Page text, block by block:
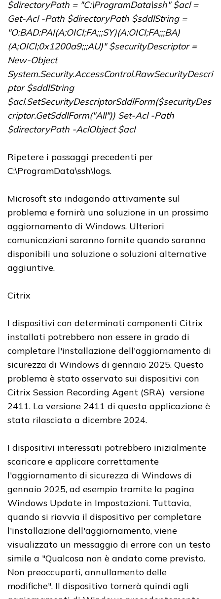
$directoryPath = "C:\ProgramData\ssh" $acl =
Get-Acl -Path $directoryPath $sddlString =
"O:BAD:PAI(A;OICI;FA;;;SY)(A;OICI;FA;;;BA)
(A;OICI;0x1200a9;;;AU)" $securityDescriptor =
New-Object
System.Security.AccessControl.RawSecurityDescri
ptor $sddlString
$acl.SetSecurityDescriptorSddlForm($securityDes
criptor.GetSddlForm("All")) Set-Acl -Path
$directoryPath -AclObject $acl
Ripetere i passaggi precedenti per
C:\ProgramData\ssh\logs.
Microsoft sta indagando attivamente sul
problema e fornirà una soluzione in un prossimo
aggiornamento di Windows. Ulteriori
comunicazioni saranno fornite quando saranno
disponibili una soluzione o soluzioni alternative
aggiuntive.
Citrix
I dispositivi con determinati componenti Citrix
installati potrebbero non essere in grado di
completare l'installazione dell'aggiornamento di
sicurezza di Windows di gennaio 2025. Questo
problema è stato osservato sui dispositivi con
Citrix Session Recording Agent (SRA) versione
2411. La versione 2411 di questa applicazione è
stata rilasciata a dicembre 2024.
I dispositivi interessati potrebbero inizialmente
scaricare e applicare correttamente
l'aggiornamento di sicurezza di Windows di
gennaio 2025, ad esempio tramite la pagina
Windows Update in Impostazioni. Tuttavia,
quando si riavvia il dispositivo per completare
l'installazione dell'aggiornamento, viene
visualizzato un messaggio di errore con un testo
simile a "Qualcosa non è andato come previsto.
Non preoccuparti, annullamento delle
modifiche". Il dispositivo tornerà quindi agli